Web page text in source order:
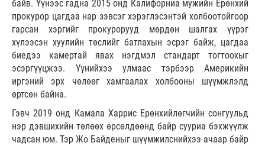
байв. Үүнээс гадна 2015 онд Калифорниа мужийн Ерөнхий
прокурор цагдаа нар зэвсэг хэрэглэсэнтэй холбоотойгоор
гарсан хэргийг прокурорууд мөрдөн шалгах үүрэг
хүлээсэн хуулийн төслийг батлахын эсрэг байж, цагдаа
биедээ камертай явах нэгдмэл стандарт тогтоохыг
эсэргүүцжээ. Үүнийхээ улмаас тэрбээр Америкийн
иргэний эрх чөлөөг хамгаалах холбооны шүүмжлэлд
өртсөн байна.
Гэвч 2019 онд Камала Харрис Ерөнхийлөгчийн сонгуульд
нэр дэвшихийн төлөөх өрсөлдөөнд байр сууриа бэхжүүлж
чадсан юм. Тэр Жо Байденыг шүүмжилснийхээ ачаар байр